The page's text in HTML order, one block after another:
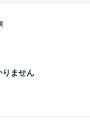
ません